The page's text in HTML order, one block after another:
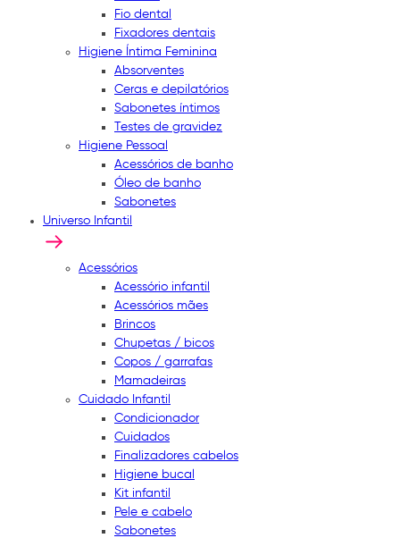
Fio dental
Fixadores dentais
Higiene Íntima Feminina
Absorventes
Ceras e depilatórios
Sabonetes íntimos
Testes de gravidez
Higiene Pessoal
Acessórios de banho
Óleo de banho
Sabonetes
Universo Infantil
Acessórios
Acessório infantil
Acessórios mães
Brincos
Chupetas / bicos
Copos / garrafas
Mamadeiras
Cuidado Infantil
Condicionador
Cuidados
Finalizadores cabelos
Higiene bucal
Kit infantil
Pele e cabelo
Sabonetes